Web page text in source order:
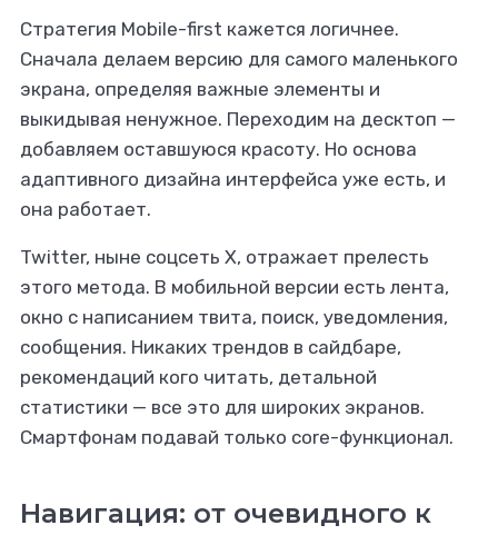
Стратегия Mobile-first кажется логичнее.
Сначала делаем версию для самого маленького
экрана, определяя важные элементы и
выкидывая ненужное. Переходим на десктоп —
добавляем оставшуюся красоту. Но основа
адаптивного дизайна интерфейса уже есть, и
она работает.
Twitter, ныне соцсеть X, отражает прелесть
этого метода. В мобильной версии есть лента,
окно с написанием твита, поиск, уведомления,
сообщения. Никаких трендов в сайдбаре,
рекомендаций кого читать, детальной
статистики — все это для широких экранов.
Смартфонам подавай только core-функционал.
Навигация: от очевидного к